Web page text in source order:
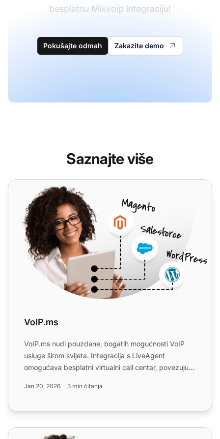
besplatnu Mixvoip integraciju!
Pokušajte odmah Zakazite demo
Saznajte više
VoIP.ms
VoIP.ms
VoIP.ms nudi pouzdane, bogatih mogućnosti VoIP
usluge širom svijeta. Integracija s LiveAgent
omogućava besplatni virtualni call centar, povezujući
Jan 20, 2026 3 min čitanja
Mobex